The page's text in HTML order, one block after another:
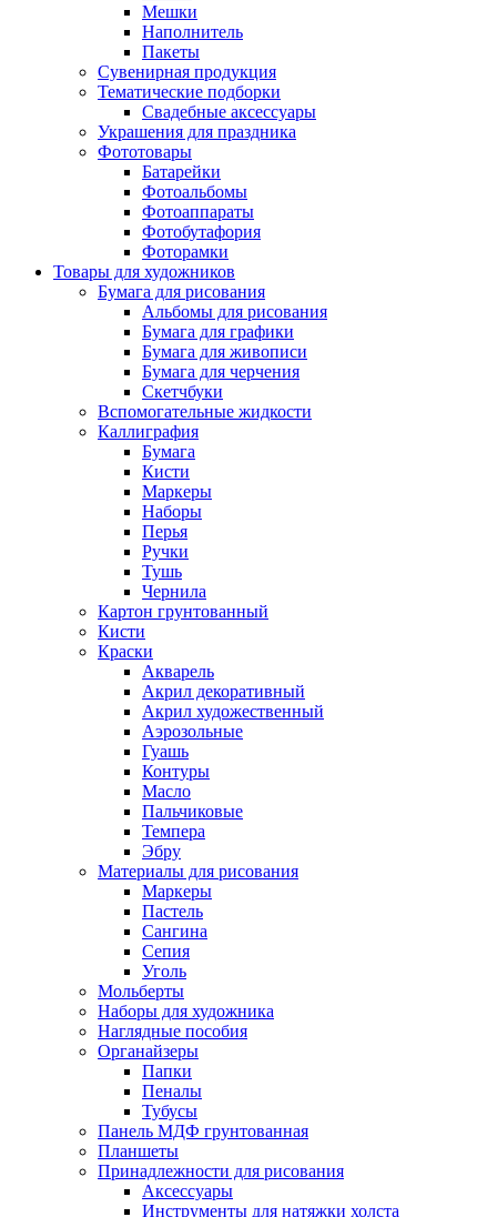
Мешки
Наполнитель
Пакеты
Сувенирная продукция
Тематические подборки
Свадебные аксессуары
Украшения для праздника
Фототовары
Батарейки
Фотоальбомы
Фотоаппараты
Фотобутафория
Фоторамки
Товары для художников
Бумага для рисования
Альбомы для рисования
Бумага для графики
Бумага для живописи
Бумага для черчения
Скетчбуки
Вспомогательные жидкости
Каллиграфия
Бумага
Кисти
Маркеры
Наборы
Перья
Ручки
Тушь
Чернила
Картон грунтованный
Кисти
Краски
Акварель
Акрил декоративный
Акрил художественный
Аэрозольные
Гуашь
Контуры
Масло
Пальчиковые
Темпера
Эбру
Материалы для рисования
Маркеры
Пастель
Сангина
Сепия
Уголь
Мольберты
Наборы для художника
Наглядные пособия
Органайзеры
Папки
Пеналы
Тубусы
Панель МДФ грунтованная
Планшеты
Принадлежности для рисования
Аксессуары
Инструменты для натяжки холста